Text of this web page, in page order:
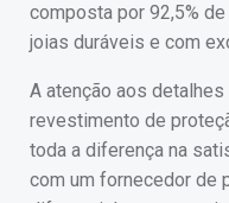
composta por 92,5%
joias duráveis e com
A atenção aos
revestimento de
toda a diferença na
com um fornecedor de